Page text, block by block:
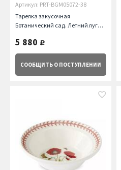
Артикул: PRT-BGM05072-38
Тарелка закусочная
Ботанический сад. Летний луг
5 880 руб.
СООБЩИТЬ О ПОСТУПЛЕНИИ